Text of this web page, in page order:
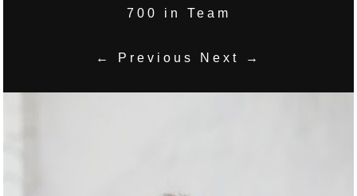
700
in Team
← Previous Next →